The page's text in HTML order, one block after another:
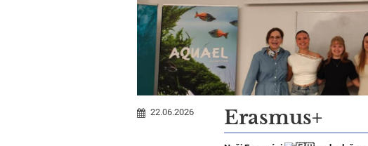
dělo
22.06.2026 Erasmus+